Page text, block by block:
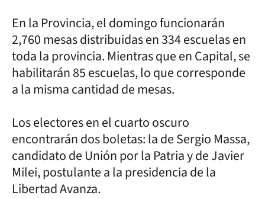
En la Provincia, el domingo funcionarán
2,760 mesas distribuidas en 334 escuelas en
toda la provincia. Mientras que en Capital, se
habilitarán 85 escuelas, lo que corresponde
a la misma cantidad de mesas.
Los electores en el cuarto oscuro
encontrarán dos boletas: la de Sergio Massa,
candidato de Unión por la Patria y de Javier
Milei, postulante a la presidencia de la
Libertad Avanza.